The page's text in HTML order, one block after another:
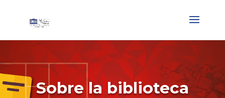
Sobre la biblioteca